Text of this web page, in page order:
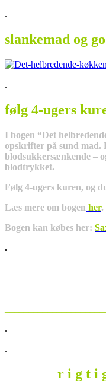
.
slankemad og
.
følg 4-ugers
I bogen “Det
opskrifter på sund mad.
blodsukkersænkende –
blodtrykket.
Følg 4-ugers kuren, og
Læs mere om bogen her.
Bogen kan købes her:
.
.
.
r i g t i